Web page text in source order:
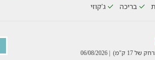
בריכה ג'קוזי
17 ק"מ) | 06/08/2026